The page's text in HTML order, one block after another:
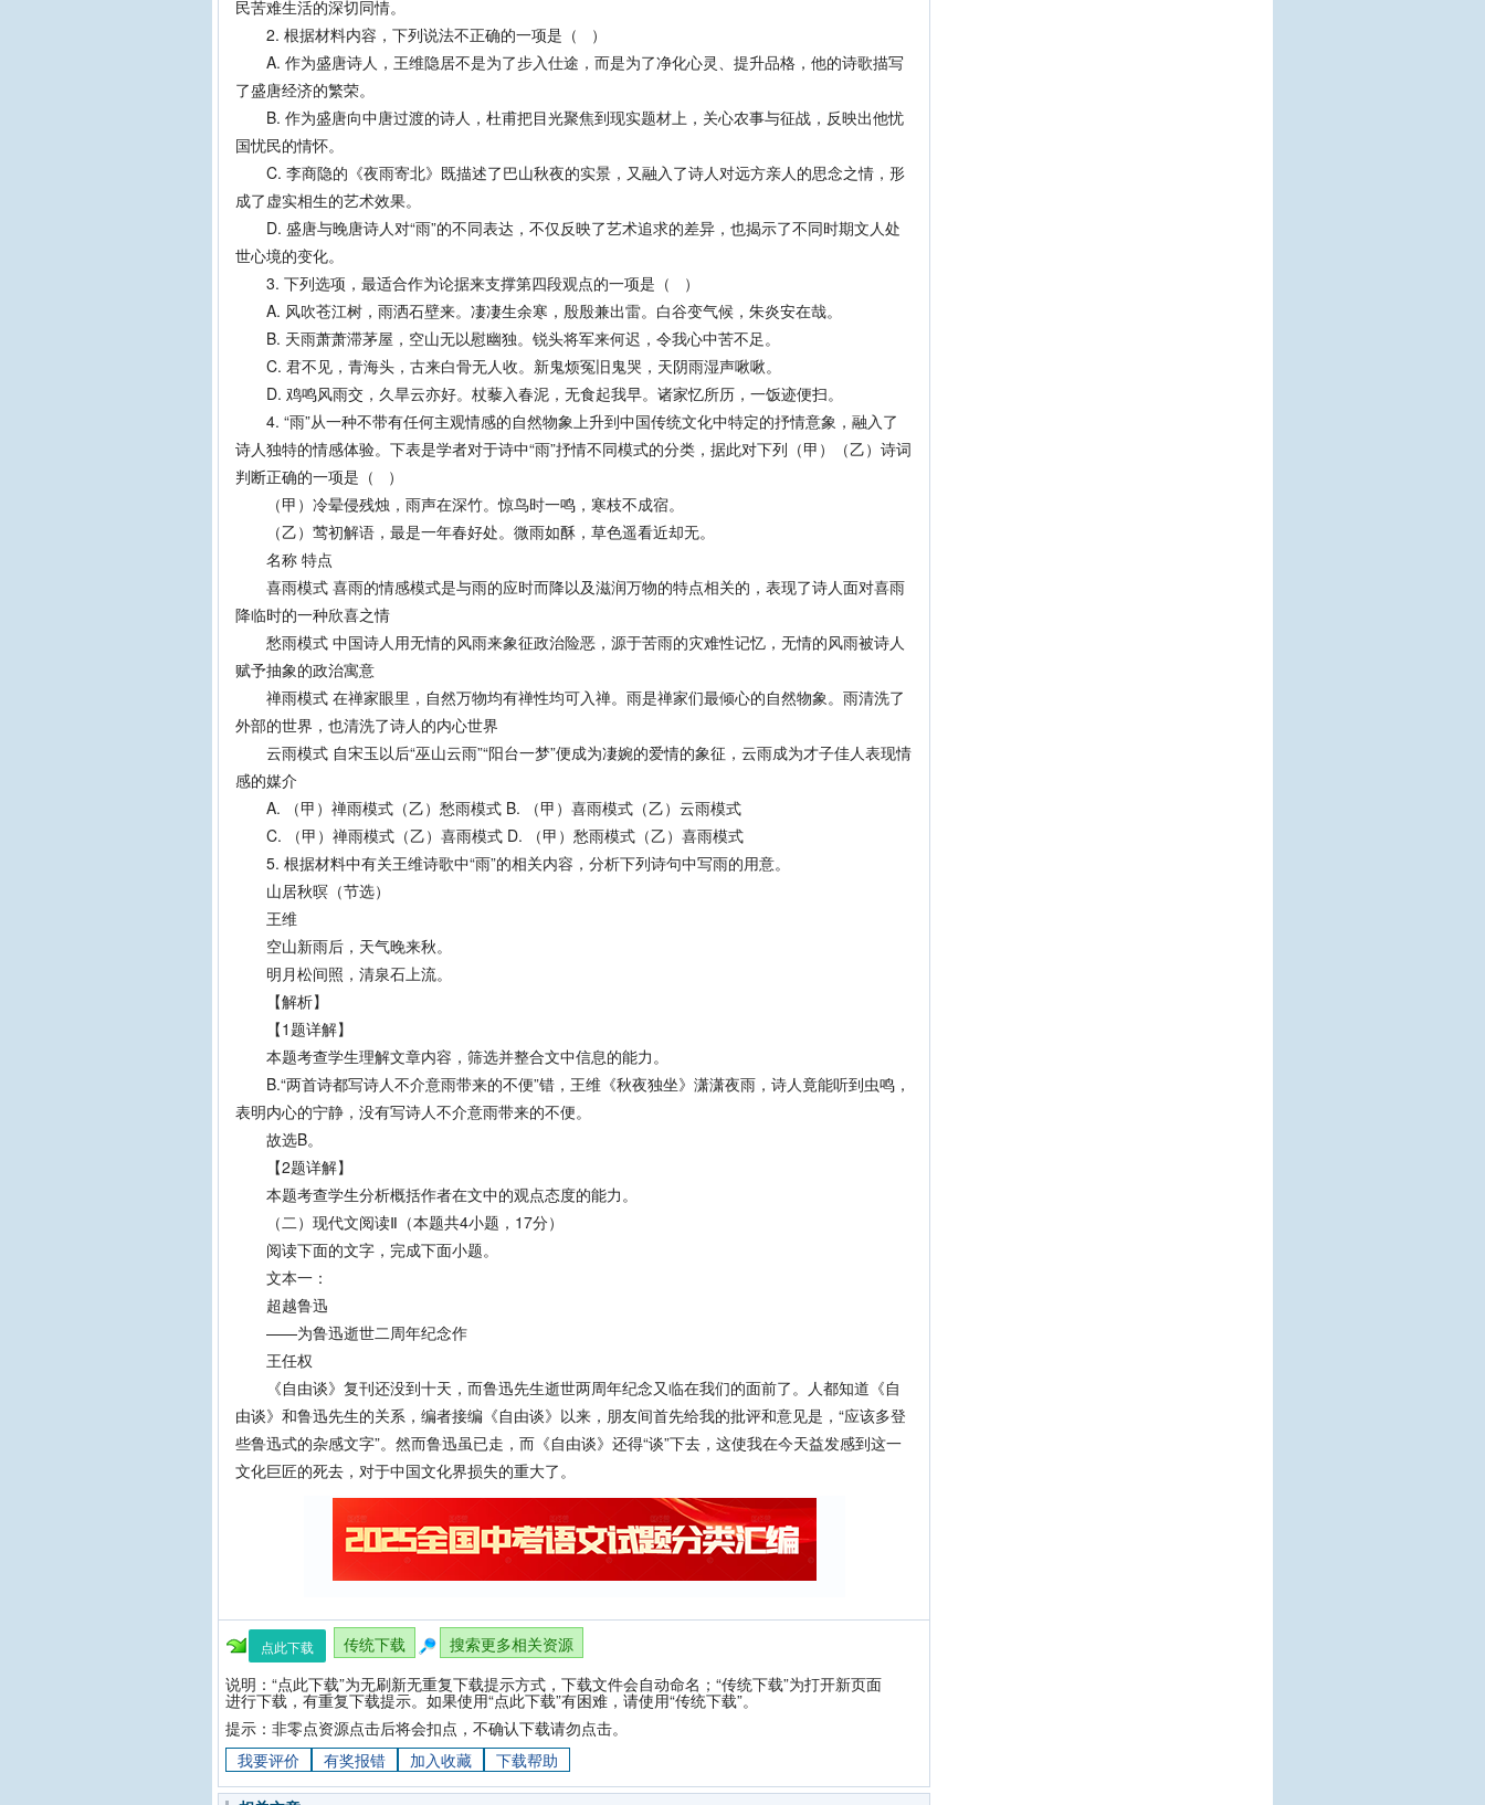
民苦难生活的深切同情。
2. 根据材料内容，下列说法不正确的一项是（ ）
A. 作为盛唐诗人，王维隐居不是为了步入仕途，而是为了净化心灵、提升品格，他的诗歌描写
了盛唐经济的繁荣。
B. 作为盛唐向中唐过渡的诗人，杜甫把目光聚焦到现实题材上，关心农事与征战，反映出他忧
国忧民的情怀。
C. 李商隐的《夜雨寄北》既描述了巴山秋夜的实景，又融入了诗人对远方亲人的思念之情，形
成了虚实相生的艺术效果。
D. 盛唐与晚唐诗人对“雨”的不同表达，不仅反映了艺术追求的差异，也揭示了不同时期文人处
世心境的变化。
3. 下列选项，最适合作为论据来支撑第四段观点的一项是（ ）
A. 风吹苍江树，雨洒石壁来。凄凄生余寒，殷殷兼出雷。白谷变气候，朱炎安在哉。
B. 天雨萧萧滞茅屋，空山无以慰幽独。锐头将军来何迟，令我心中苦不足。
C. 君不见，青海头，古来白骨无人收。新鬼烦冤旧鬼哭，天阴雨湿声啾啾。
D. 鸡鸣风雨交，久旱云亦好。杖藜入春泥，无食起我早。诸家忆所历，一饭迹便扫。
4. “雨”从一种不带有任何主观情感的自然物象上升到中国传统文化中特定的抒情意象，融入了
诗人独特的情感体验。下表是学者对于诗中“雨”抒情不同模式的分类，据此对下列（甲）（乙）诗词
判断正确的一项是（ ）
（甲）冷晕侵残烛，雨声在深竹。惊鸟时一鸣，寒枝不成宿。
（乙）莺初解语，最是一年春好处。微雨如酥，草色遥看近却无。
名称 特点
喜雨模式 喜雨的情感模式是与雨的应时而降以及滋润万物的特点相关的，表现了诗人面对喜雨
降临时的一种欣喜之情
愁雨模式 中国诗人用无情的风雨来象征政治险恶，源于苦雨的灾难性记忆，无情的风雨被诗人
赋予抽象的政治寓意
禅雨模式 在禅家眼里，自然万物均有禅性均可入禅。雨是禅家们最倾心的自然物象。雨清洗了
外部的世界，也清洗了诗人的内心世界
云雨模式 自宋玉以后“巫山云雨”“阳台一梦”便成为凄婉的爱情的象征，云雨成为才子佳人表现情
感的媒介
A. （甲）禅雨模式（乙）愁雨模式 B. （甲）喜雨模式（乙）云雨模式
C. （甲）禅雨模式（乙）喜雨模式 D. （甲）愁雨模式（乙）喜雨模式
5. 根据材料中有关王维诗歌中“雨”的相关内容，分析下列诗句中写雨的用意。
山居秋暝（节选）
王维
空山新雨后，天气晚来秋。
明月松间照，清泉石上流。
【解析】
【1题详解】
本题考查学生理解文章内容，筛选并整合文中信息的能力。
B.“两首诗都写诗人不介意雨带来的不便”错，王维《秋夜独坐》潇潇夜雨，诗人竟能听到虫鸣，
表明内心的宁静，没有写诗人不介意雨带来的不便。
故选B。
【2题详解】
本题考查学生分析概括作者在文中的观点态度的能力。
（二）现代文阅读Ⅱ（本题共4小题，17分）
阅读下面的文字，完成下面小题。
文本一：
超越鲁迅
——为鲁迅逝世二周年纪念作
王任权
《自由谈》复刊还没到十天，而鲁迅先生逝世两周年纪念又临在我们的面前了。人都知道《自
由谈》和鲁迅先生的关系，编者接编《自由谈》以来，朋友间首先给我的批评和意见是，“应该多登
些鲁迅式的杂感文字”。然而鲁迅虽已走，而《自由谈》还得“谈”下去，这使我在今天益发感到这一
文化巨匠的死去，对于中国文化界损失的重大了。
点此下载 传统下载
搜索更多相关资源
说明：“点此下载”为无刷新无重复下载提示方式，下载文件会自动命名；“传统下载”为打开新页面
进行下载，有重复下载提示。如果使用“点此下载”有困难，请使用“传统下载”。
提示：非零点资源点击后将会扣点，不确认下载请勿点击。
我要评价
有奖报错 加入收藏 下载帮助